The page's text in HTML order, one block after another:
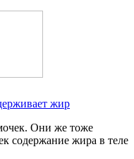
жир
Они же тоже
содержание жира в теле